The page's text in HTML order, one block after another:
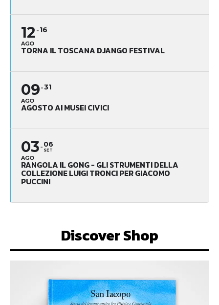
12
AGO
16
TORNA IL TOSCANA DJANGO FESTIVAL
09
AGO
31
AGOSTO AI MUSEI CIVICI
03
AGO
06
SET
RANGOLA IL GONG - GLI STRUMENTI DELLA
COLLEZIONE LUIGI TRONCI PER GIACOMO
PUCCINI
Discover Shop